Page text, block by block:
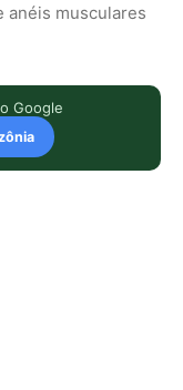
anéis musculares
Google